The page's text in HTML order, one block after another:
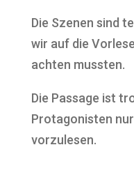
Die Szenen sind
wir auf die
achten mussten.
Die Passage ist
Protagonisten
vorzulesen.